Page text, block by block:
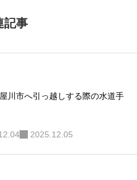
記事
川市へ引っ越しする際の水道手
2025.12.05